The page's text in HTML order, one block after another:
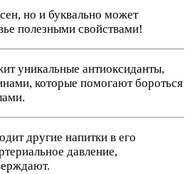
но и буквально может
полезными свойствами!
уникальные антиоксиданты,
которые помогают бороться
другие напитки в его
давление,